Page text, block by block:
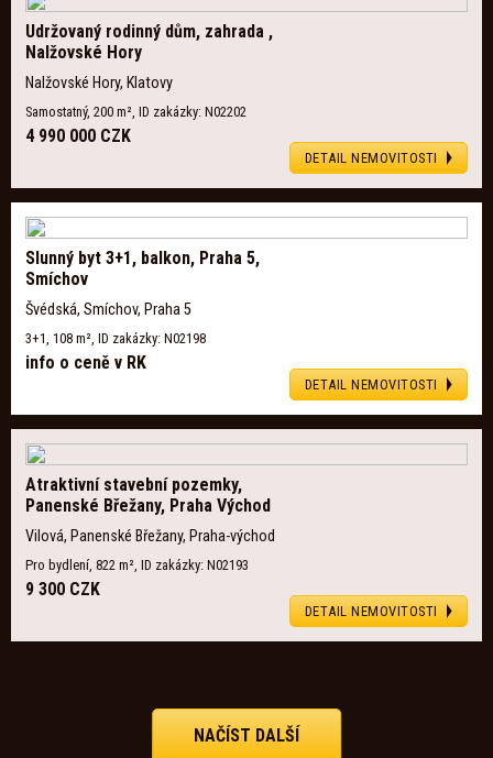
Udržovaný rodinný dům, zahrada ,
Nalžovské Hory
Nalžovské Hory, Klatovy
Samostatný, 200 m², ID zakázky: N02202
4 990 000 CZK
DETAIL NEMOVITOSTI
Slunný byt 3+1, balkon, Praha 5,
Smíchov
Švédská, Smíchov, Praha 5
3+1, 108 m², ID zakázky: N02198
info o ceně v RK
DETAIL NEMOVITOSTI
Atraktivní stavební pozemky,
Panenské Břežany, Praha Východ
Vilová, Panenské Břežany, Praha-východ
Pro bydlení, 822 m², ID zakázky: N02193
9 300 CZK
DETAIL NEMOVITOSTI
NAČÍST DALŠÍ